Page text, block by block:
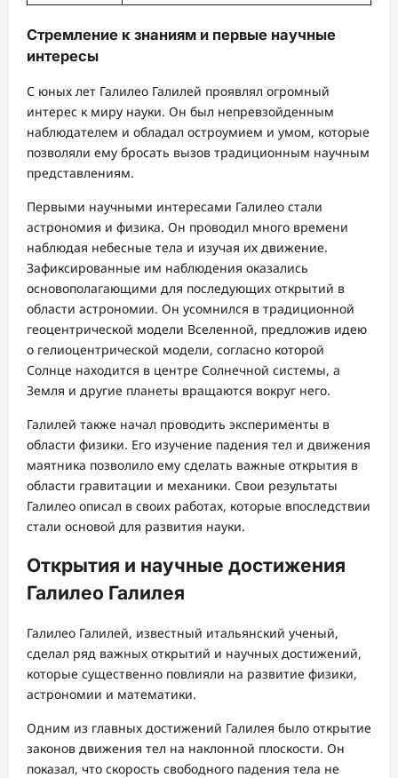
Стремление к знаниям и первые научные
интересы
С юных лет Галилео Галилей проявлял огромный
интерес к миру науки. Он был непревзойденным
наблюдателем и обладал остроумием и умом, которые
позволяли ему бросать вызов традиционным научным
представлениям.
Первыми научными интересами Галилео стали
астрономия и физика. Он проводил много времени
наблюдая небесные тела и изучая их движение.
Зафиксированные им наблюдения оказались
основополагающими для последующих открытий в
области астрономии. Он усомнился в традиционной
геоцентрической модели Вселенной, предложив идею
о гелиоцентрической модели, согласно которой
Солнце находится в центре Солнечной системы, а
Земля и другие планеты вращаются вокруг него.
Галилей также начал проводить эксперименты в
области физики. Его изучение падения тел и движения
маятника позволило ему сделать важные открытия в
области гравитации и механики. Свои результаты
Галилео описал в своих работах, которые впоследствии
стали основой для развития науки.
Открытия и научные достижения
Галилео Галилея
Галилео Галилей, известный итальянский ученый,
сделал ряд важных открытий и научных достижений,
которые существенно повлияли на развитие физики,
астрономии и математики.
Одним из главных достижений Галилея было открытие
законов движения тел на наклонной плоскости. Он
показал, что скорость свободного падения тела не